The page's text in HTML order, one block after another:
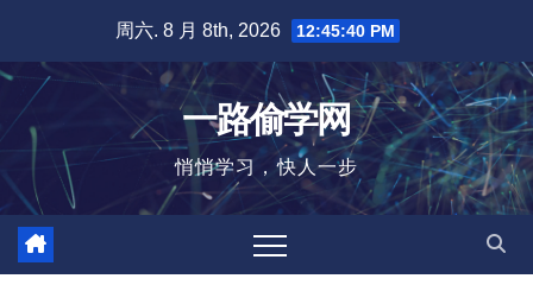
内
容
周六. 8 月 8th, 2026 12:45:41 PM
一路偷学网
悄悄学习，快人一步